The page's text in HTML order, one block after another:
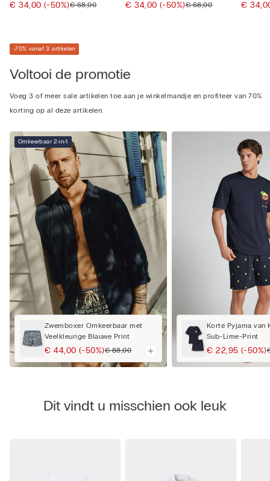
€ 34,00(-50%)€ 68,00 € 34,00(-50%)€ 68,00 €
-70% vanaf 3 artikelen
Voltooi de promotie
Voeg 3 of meer sale artikelen toe aan je winkelmandje en profiteer van 70%
korting op al deze artikelen.
Omkeerbaar 2-in-1
Zwemboxer Omkeerbaar met
Veelkleurige Blauwe Print
€ 44,00(-50%)€ 88,00
Korte Pyjama van
Sub-Lime-Print
€ 22,95(-50%)
Dit vindt u misschien ook leuk